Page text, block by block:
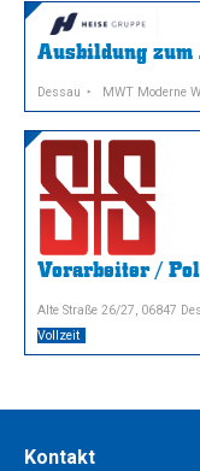
Ausbildung
Dessau MWT Moderne
Vorarbeiter /
Alte Straße 26/27, 06847
Vollzeit
Kontakt